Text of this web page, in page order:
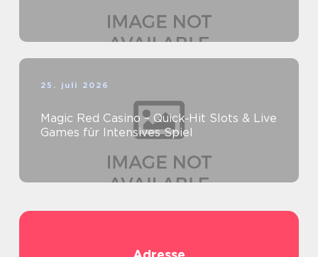
25. juli 2026
Magic Red Casino – Quick‑Hit Slots & Live
Games für Intensives Spiel